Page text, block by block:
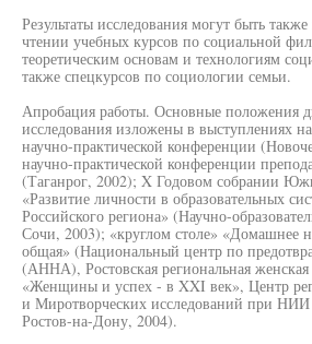
Результаты исследования могут быть
чтении учебных курсов по социальной
теоретическим основам и технологиям
также спецкурсов по социологии семьи.
Апробация работы. Основные положения
исследования изложены в выступлениях
научно-практической конференции
научно-практической конференции
(Таганрог, 2002); X Годовом собрании
«Развитие личности в образовательных
Российского региона» (Научно-
Сочи, 2003); «круглом столе» «Домашнее
общая» (Национальный центр по
(АННА), Ростовская региональная женская
«Женщины и успех - в XXI век», Центр
и Миротворческих исследований при
Ростов-на-Дону, 2004).